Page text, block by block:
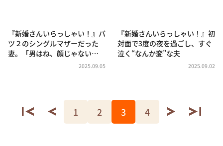
『新婚さんいらっしゃい！』バ
ツ２のシングルマザーだった
妻。「男はね、顔じゃない…
2025.09.05
『新婚さんいらっしゃい！』初
対面で3度の夜を過ごし、すぐ
泣く“なんか変”な夫
2025.09.02
1 2 3 4